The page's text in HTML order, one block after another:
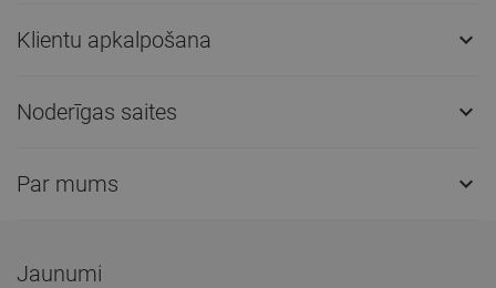
Klientu apkalpošana 
Noderīgas saites 
Par mums 
Jaunumi